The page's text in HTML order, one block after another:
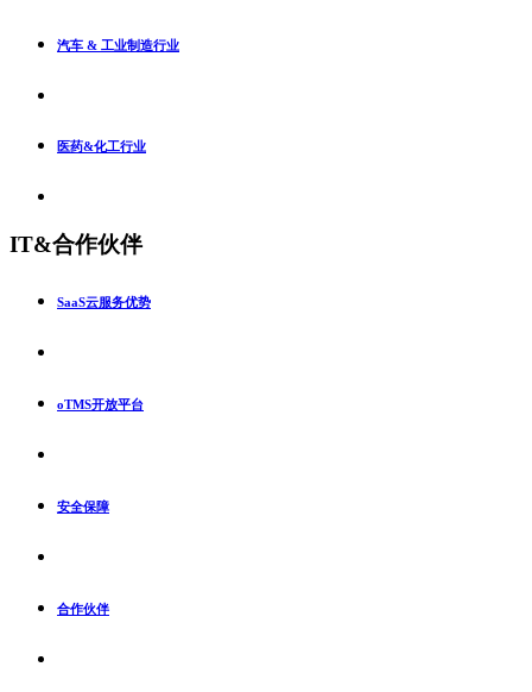
汽车 & 工业制造行业
医药&化工行业
IT&合作伙伴
SaaS云服务优势
oTMS开放平台
安全保障
合作伙伴